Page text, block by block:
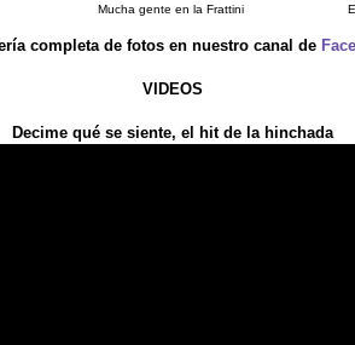
Mucha gente en la Frattini
completa de fotos en nuestro canal de
VIDEOS
Decime qué se siente, el hit de la hinchada